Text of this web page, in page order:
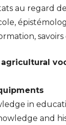
au regard
in
and